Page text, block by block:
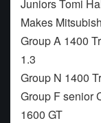
Juniors Tomi
Makes
Group A 1400
1.3
Group N 1400
Group F senior
1600 GT